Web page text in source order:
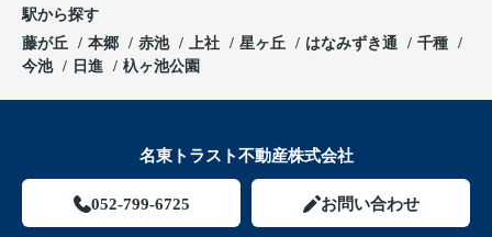
駅から探す
藤が丘
本郷 赤池 上社 星ヶ丘 はなみずき通
千種
今池
日進 杁ヶ池公園
名東トラスト不動産株式会社
052-799-6725 お問い合わせ